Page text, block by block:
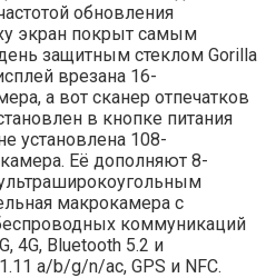
обновления
экран покрыт самым
защитным стеклом Gorilla
врезана 16-
а вот сканер отпечатков
в кнопке питания
установлена 108-
Её дополняют 8-
макрокамера с
коммуникаций
4G, Bluetooth 5.2 и
a/b/g/n/ac, GPS и NFC.